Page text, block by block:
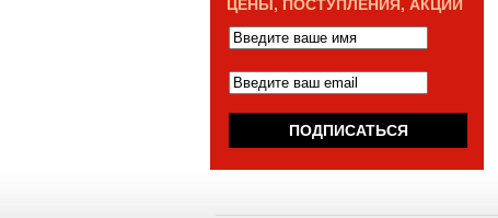
ЦЕНЫ, ПОСТУПЛЕНИЯ, АКЦИИ